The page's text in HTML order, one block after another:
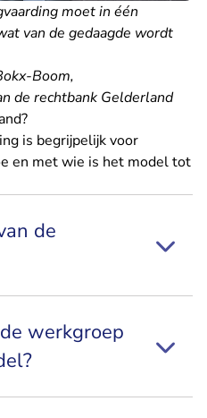
moet in één
van de gedaagde wordt
Boom,
de rechtbank Gelderland
is begrijpelijk voor
en met wie is het model tot
de
werkgroep